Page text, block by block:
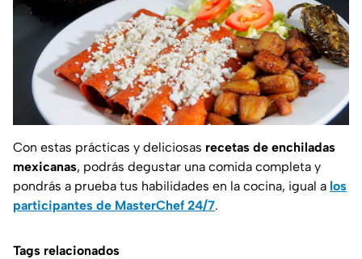
Con estas prácticas y deliciosas recetas de enchiladas
mexicanas, podrás degustar una comida completa y
pondrás a prueba tus habilidades en la cocina, igual a los
participantes de MasterChef 24/7.
Tags relacionados